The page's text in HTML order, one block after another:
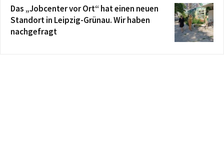
Das „Jobcenter vor Ort“ hat einen neuen
Standort in Leipzig-Grünau. Wir haben
nachgefragt